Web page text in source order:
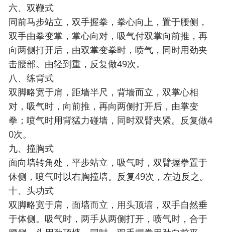
六、双鞭式
同前马步站立，双手握拳，拳心向上，置于腰侧，
双手由拳变掌，掌心向对，吸气付双掌向前推，再
向两侧打开后，由双掌变拳时，喷气，同时用劲夹
击腰部。由轻到重，反复做49次。
八、练背式
双脚略宽于肩，距墙半尺，背墙而立，双掌心相
对，吸气时，向前推，再向两侧打开后，由掌变
拳；喷气时用背猛力碰墙，同时双臂夹紧。反复做4
0次。
九、撞胸式
面向墙转角处，平步站立，吸气时，双臂握拳置于
休侧，喷气时以右胸撞墙。反复49次，左边反之。
十、头功式
双脚略宽于肩，面墙而立，用头顶墙，双手自然垂
于体侧。吸气时，两手从两侧打开，喷气时，合于